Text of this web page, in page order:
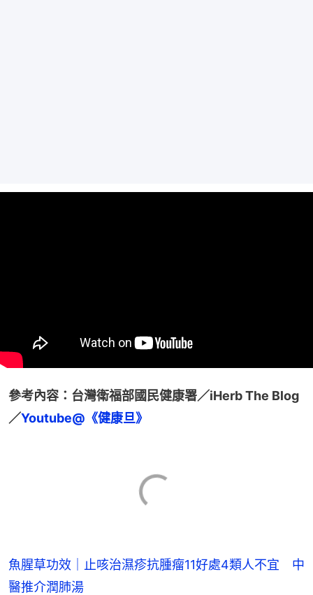
參考內容：台灣衛福部國民健康署／iHerb The Blog
／Youtube@《健康旦》
魚腥草功效｜止咳治濕疹抗腫瘤11好處4類人不宜 中
醫推介潤肺湯